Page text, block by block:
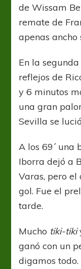
de Wissam
remate de
apenas
En la
reflejos de
y 6 minutos
una gran
Sevilla se
A los 69´ una
Iborra dejó a
Varas, pero
gol. Fue el
tarde.
Mucho tiki-tiki
ganó con un
digamos todo.